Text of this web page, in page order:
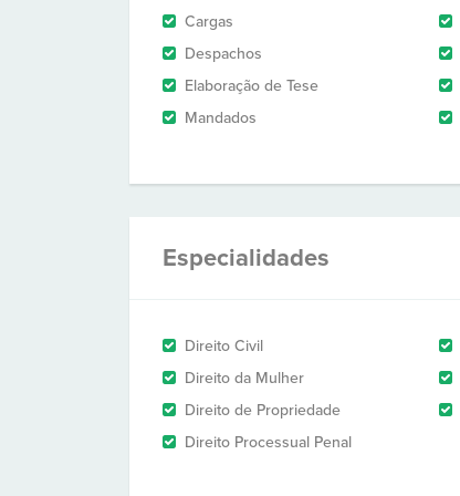
Cargas
Despachos
Elaboração de Tese
Mandados
Especialidades
Direito Civil
Direito da Mulher
Direito de Propriedade
Direito Processual Penal